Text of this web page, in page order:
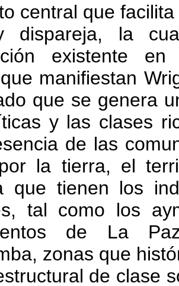
central que
dispareja, la
existente
manifiestan
que se genera
y las clases
de las
la tierra, el
que tienen los
tal como los
de La
zonas que
de clase